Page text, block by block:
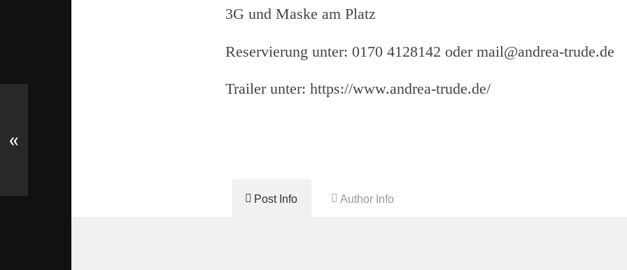
3G und Maske am Platz
Reservierung unter: 0170 4128142 oder mail@andrea-trude.de
Trailer unter: https://www.andrea-trude.de/
Post Info Author Info
«